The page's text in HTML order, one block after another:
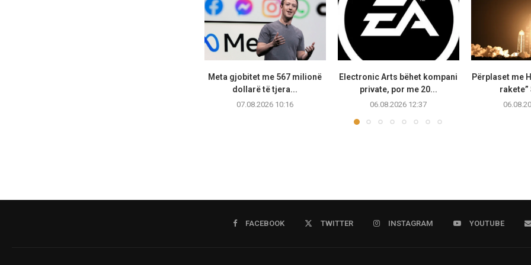
Meta gjobitet me 567 milionë
dollarë të tjera...
07.08.2026 10:16
Electronic Arts bëhet kompani
private, por me 20...
06.08.2026 12:37
Përplaset me
rakete”
FACEBOOK TWITTER INSTAGRAM YOUTUBE